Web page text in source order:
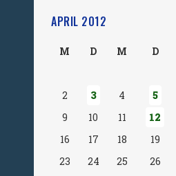
APRIL 2012
M D M D
2
3 4 5
9
10 11 12
16
17 18 19
23
24 25 26